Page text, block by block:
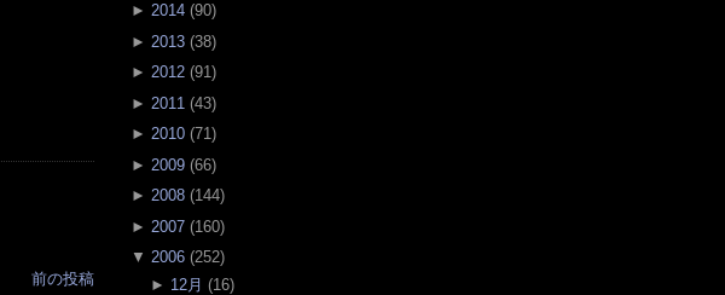
前の投稿
► 2014 (90)
► 2013 (38)
► 2012 (91)
► 2011 (43)
► 2010 (71)
► 2009 (66)
► 2008 (144)
► 2007 (160)
▼ 2006 (252)
► 12月 (16)